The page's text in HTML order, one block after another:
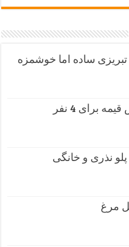
ساده اما خوشمزه
برای 4 نفر
نذری و خانگی
مرغ